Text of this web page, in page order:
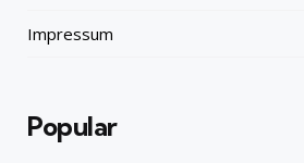
Impressum
Popular